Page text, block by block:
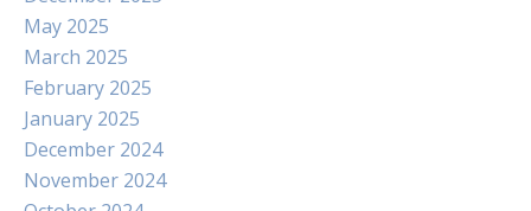
May 2025
March 2025
February 2025
January 2025
December 2024
November 2024